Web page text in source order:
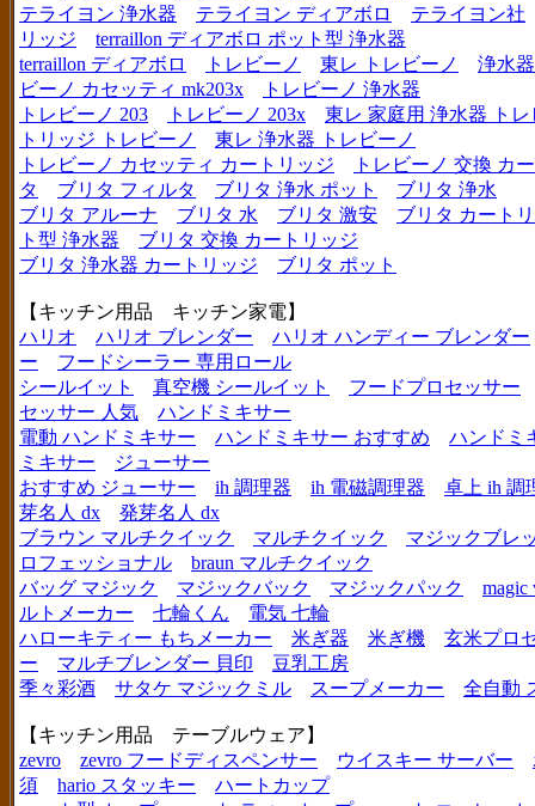
テライヨン 浄水器
テライヨン ディアボロ
テライヨン社
リッジ
terraillon ディアボロ ポット型 浄水器
terraillon ディアボロ
トレビーノ 東レ トレビーノ
浄水
ビーノ カセッティ mk203x
トレビーノ 浄水器
トレビーノ 203
トレビーノ 203x
東レ 家庭用 浄水器 トレ
トリッジ トレビーノ
東レ 浄水器 トレビーノ
トレビーノ カセッティ カートリッジ
トレビーノ 交換 カ
タ
ブリタ フィルタ ブリタ 浄水 ポット
ブリタ 浄水
ブリタ アルーナ
ブリタ 水 ブリタ 激安
ブリタ カート
ト型 浄水器
ブリタ 交換 カートリッジ
ブリタ 浄水器 カートリッジ
ブリタ ポット
【キッチン用品 キッチン家電】
ハリオ
ハリオ ブレンダー
ハリオ ハンディー ブレンダー
ー
フードシーラー 専用ロール
シールイット
真空機 シールイット
フードプロセッサー
セッサー 人気
ハンドミキサー
電動 ハンドミキサー
ハンドミキサー おすすめ
ハンドミ
ミキサー
ジューサー
おすすめ ジューサー
ih 調理器 ih 電磁調理器
卓上 ih 調
芽名人 dx
発芽名人 dx
ブラウン マルチクイック
マルチクイック
マジックブレ
ロフェッショナル
braun マルチクイック
バッグ マジック
マジックバック マジックパック
magic
ルトメーカー
七輪くん
電気 七輪
ハローキティー もちメーカー
米ぎ器 米ぎ機
玄米プロ
ー
マルチブレンダー 貝印
豆乳工房
季々彩酒
サタケ マジックミル スープメーカー 全自動
【キッチン用品 テーブルウェア】
zevro
zevro フードディスペンサー ウイスキー サーバー
須
hario スタッキー
ハートカップ